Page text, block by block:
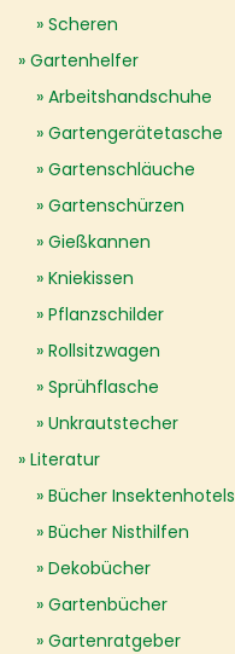
Scheren
Gartenhelfer
Arbeitshandschuhe
Gartengerätetasche
Gartenschläuche
Gartenschürzen
Gießkannen
Kniekissen
Pflanzschilder
Rollsitzwagen
Sprühflasche
Unkrautstecher
Literatur
Bücher Insektenhotels
Bücher Nisthilfen
Dekobücher
Gartenbücher
Gartenratgeber